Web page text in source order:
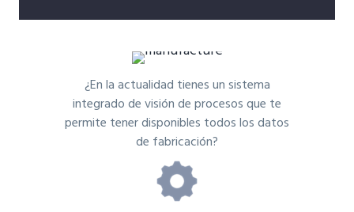
¿En la actualidad tienes un sistema
integrado de visión de procesos que te
permite tener disponibles todos los datos
de fabricación?